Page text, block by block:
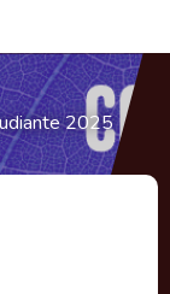
2025